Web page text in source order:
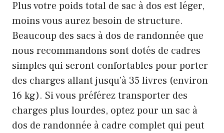
Plus votre poids total de sac à dos est léger,
moins vous aurez besoin de structure.
Beaucoup des sacs à dos de randonnée que
nous recommandons sont dotés de cadres
simples qui seront confortables pour porter
des charges allant jusqu’à 35 livres (environ
16 kg). Si vous préférez transporter des
charges plus lourdes, optez pour un sac à
dos de randonnée à cadre complet qui peut